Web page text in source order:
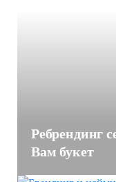
Ребрендинг
Вам букет